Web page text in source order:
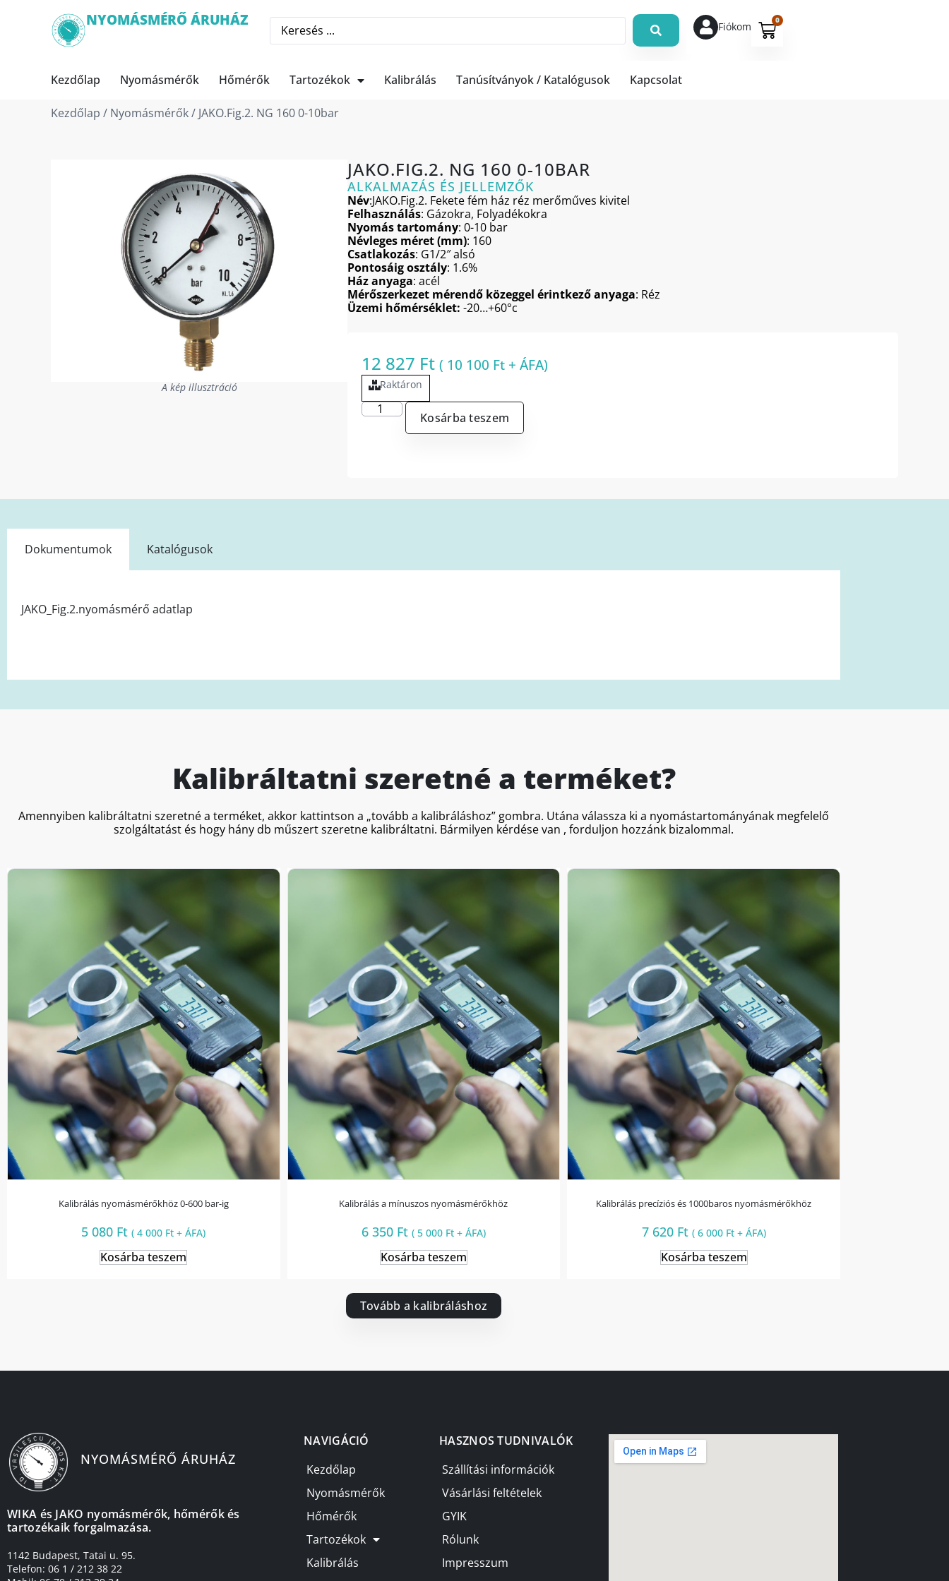
NYOMÁSMÉRŐ ÁRUHÁZ Fiókom
0
Kezdőlap Nyomásmérők Hőmérők Tartozékok Kalibrálás Tanúsítványok / Katalógusok Kapcsolat
Kezdőlap / Nyomásmérők/ JAKO.Fig.2. NG 160 0-10bar
A kép illusztráció
JAKO.FIG.2. NG 160 0-10BAR
ALKALMAZÁS ÉS JELLEMZŐK
Név:JAKO.Fig.2. Fekete fém ház réz merőműves kivitel
Felhasználás: Gázokra, Folyadékokra
Nyomás tartomány: 0-10 bar
Névleges méret (mm): 160
Csatlakozás: G1/2″ alsó
Pontosáig osztály: 1.6%
Ház anyaga: acél
Mérőszerkezet mérendő közeggel érintkező anyaga: Réz
Üzemi hőmérséklet: -20…+60°c
12 827 Ft ( 10 100 Ft + ÁFA)
Raktáron
Kosárba teszem
Dokumentumok Katalógusok
JAKO_Fig.2.nyomásmérő adatlap
Kalibráltatni szeretné a terméket?
Amennyiben kalibráltatni szeretné a terméket, akkor kattintson a „tovább a kalibráláshoz” gombra. Utána válassza ki a nyomástartományának megfelelő
szolgáltatást és hogy hány db műszert szeretne kalibráltatni. Bármilyen kérdése van , forduljon hozzánk bizalommal.
Kalibrálás nyomásmérőkhöz 0-600 bar-ig
5 080 Ft (4 000 Ft + ÁFA)
Kosárba teszem
Kalibrálás a mínuszos nyomásmérőkhöz
6 350 Ft ( 5 000 Ft+ ÁFA)
Kosárba teszem
Kalibrálás precíziós és 1000baros nyomásmérőkhöz
7 620 Ft ( 6 000 Ft+ ÁFA)
Kosárba teszem
Tovább a kalibráláshoz
NYOMÁSMÉRŐ ÁRUHÁZ
WIKA és JAKO nyomásmérők, hőmérők és
tartozékaik forgalmazása.
1142 Budapest, Tatai u. 95.
Telefon: 06 1 / 212 38 22
NAVIGÁCIÓ
Kezdőlap
Nyomásmérők
Hőmérők
Tartozékok
Kalibrálás
HASZNOS TUDNIVALÓK
Szállítási információk
Vásárlási feltételek
GYIK
Rólunk
Impresszum